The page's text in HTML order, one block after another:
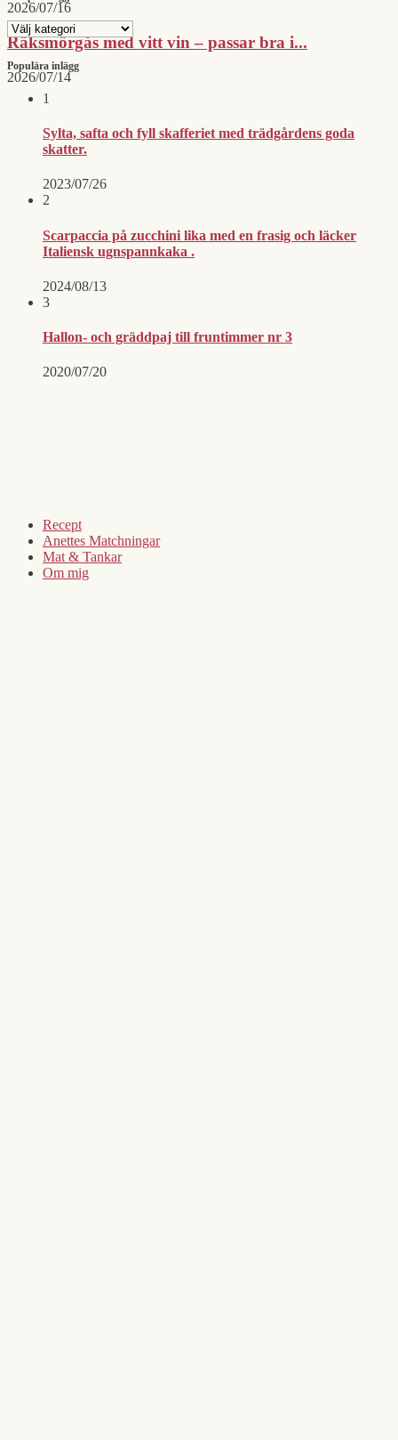
2026/07/16
Räksmörgås med vitt vin – passar bra i...
2026/07/14
Sök
på
inlägg
Populära inlägg
1
Sylta, safta och fyll skafferiet med trädgårdens goda
skatter.
2023/07/26
2
Scarpaccia på zucchini lika med en frasig och läcker
Italiensk ugnspannkaka .
2024/08/13
3
Hallon- och gräddpaj till fruntimmer nr 3
2020/07/20
Recept
Anettes Matchningar
Mat & Tankar
Om mig